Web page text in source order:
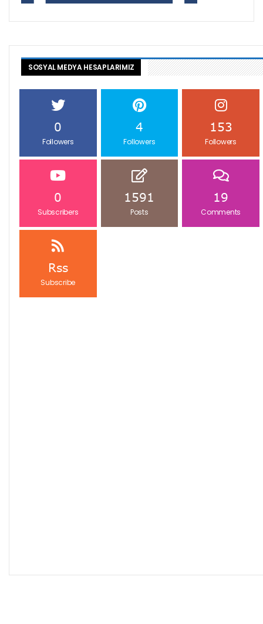
SOSYAL MEDYA HESAPLARIMIZ
0
Followers
4
Followers
153
Followers
0
Subscribers
1591
Posts
19
Comments
Rss
Subscribe